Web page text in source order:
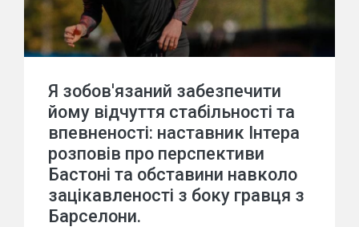
Я зобов'язаний забезпечити
йому відчуття стабільності та
впевненості: наставник Інтера
розповів про перспективи
Бастоні та обставини навколо
зацікавленості з боку гравця з
Барселони.